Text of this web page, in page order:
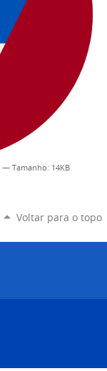
— Tamanho: 14KB
Voltar para o topo